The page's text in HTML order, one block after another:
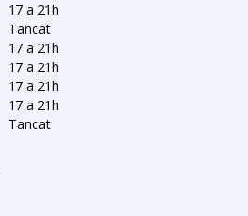
17 a 21h
Tancat
17 a 21h
17 a 21h
17 a 21h
17 a 21h
Tancat